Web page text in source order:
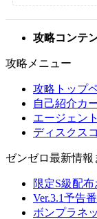
攻略コンテ
攻略メニュー
攻略トップ
自己紹介カ
エージェン
ディスクス
ゼンゼロ最新情報
限定S級配
Ver.3.1予告
ボンプラネ